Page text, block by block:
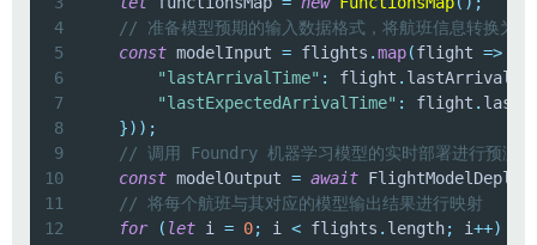
4
// 准备模型预期的输入数据格式，将航班信息转换为模
5
const modelInput = flights .map(flight =>
6
"lastArrivalTime" : flight .
7
"lastExpectedArrivalTime" : flight .
8
}) ) ;
9
// 调用 Foundry 机器学习模型的实时部署进行预测
10
const modelOutput = await
11
// 将每个航班与其对应的模型输出结果进行映射
12
for ( let i = 0; i < flights . length; i++)